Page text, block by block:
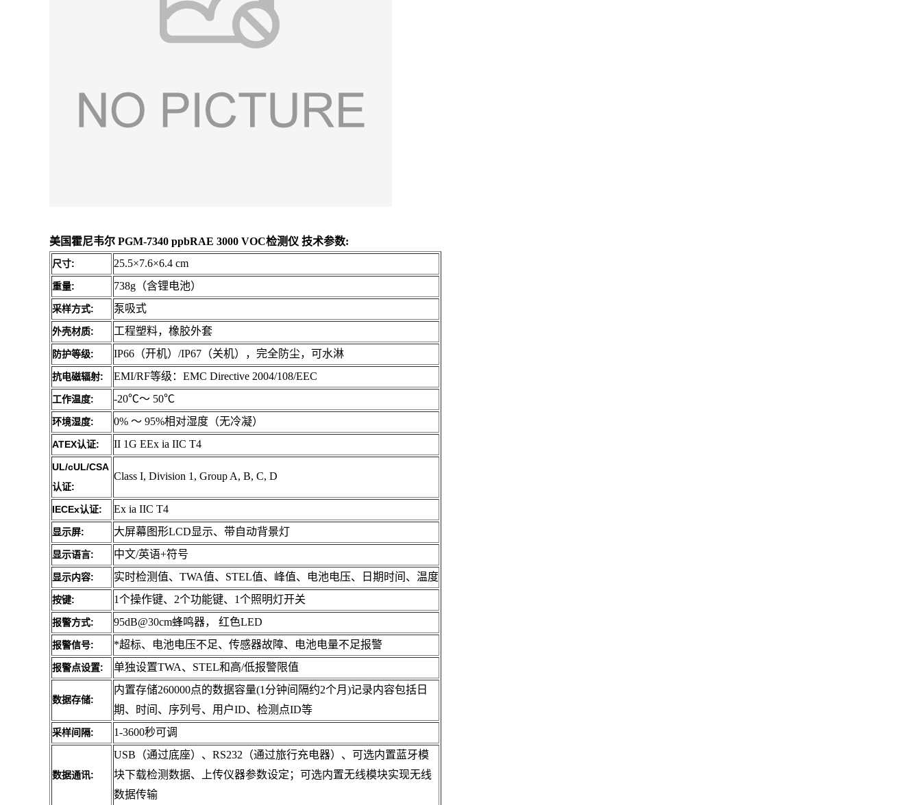
美国霍尼韦尔 PGM-7340 ppbRAE 3000 VOC检测仪 技术参数:
尺寸: 25.5×7.6×6.4 cm
重量: 738g（含锂电池）
采样方式: 泵吸式
外壳材质: 工程塑料，橡胶外套
防护等级: IP66（开机）/IP67（关机），完全防尘，可水淋
抗电磁辐射: EMI/RF等级：EMC Directive 2004/108/EEC
工作温度: -20℃～ 50℃
环境湿度: 0% ～ 95%相对湿度（无冷凝）
ATEX认证: II 1G EEx ia IIC T4
UL/cUL/CSA
认证:
Class I, Division 1, Group A, B, C, D
IECEx认证: Ex ia IIC T4
显示屏: 大屏幕图形LCD显示、带自动背景灯
显示语言: 中文/英语+符号
显示内容: 实时检测值、TWA值、STEL值、峰值、电池电压、日期时间、温度
按键: 1个操作键、2个功能键、1个照明灯开关
报警方式: 95dB@30cm蜂鸣器， 红色LED
报警信号: *超标、电池电压不足、传感器故障、电池电量不足报警
报警点设置: 单独设置TWA、STEL和高/低报警限值
数据存储:
内置存储260000点的数据容量(1分钟间隔约2个月)记录内容包括日
期、时间、序列号、用户ID、检测点ID等
采样间隔: 1-3600秒可调
数据通讯:
USB（通过底座）、RS232（通过旅行充电器）、可选内置蓝牙模
块下载检测数据、上传仪器参数设定；可选内置无线模块实现无线
数据传输